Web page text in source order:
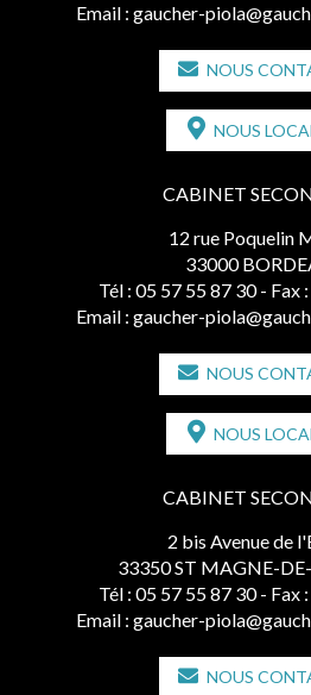
Email : gaucher-
NOUS
NOUS
CABINET
12 rue Poquelin
33000
Tél : 05 57 55 87 30 - Fax
Email : gaucher-
NOUS
NOUS
CABINET
2 bis Avenue de
33350 ST MAGNE-
Tél : 05 57 55 87 30 - Fax
Email : gaucher-
NOUS